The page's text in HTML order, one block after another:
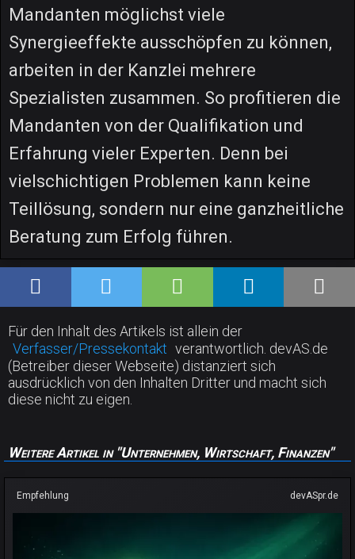
Mandanten möglichst viele
Synergieeffekte ausschöpfen zu können,
arbeiten in der Kanzlei mehrere
Spezialisten zusammen. So profitieren die
Mandanten von der Qualifikation und
Erfahrung vieler Experten. Denn bei
vielschichtigen Problemen kann keine
Teillösung, sondern nur eine ganzheitliche
Beratung zum Erfolg führen.
Für den Inhalt des Artikels ist allein der
Verfasser/Pressekontakt verantwortlich. devAS.de
(Betreiber dieser Webseite) distanziert sich
ausdrücklich von den Inhalten Dritter und macht sich
diese nicht zu eigen.
Weitere Artikel in "Unternehmen, Wirtschaft, Finanzen"
Empfehlung devASpr.de